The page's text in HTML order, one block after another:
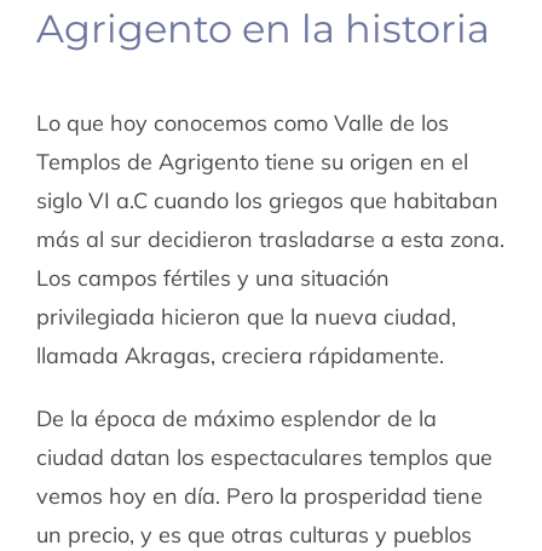
Agrigento en la historia
Lo que hoy conocemos como Valle de los
Templos de Agrigento tiene su origen en el
siglo VI a.C cuando los griegos que habitaban
más al sur decidieron trasladarse a esta zona.
Los campos fértiles y una situación
privilegiada hicieron que la nueva ciudad,
llamada Akragas, creciera rápidamente.
De la época de máximo esplendor de la
ciudad datan los espectaculares templos que
vemos hoy en día. Pero la prosperidad tiene
un precio, y es que otras culturas y pueblos